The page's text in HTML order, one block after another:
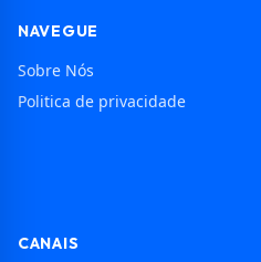
NAVEGUE
Sobre Nós
Politica de privacidade
CANAIS